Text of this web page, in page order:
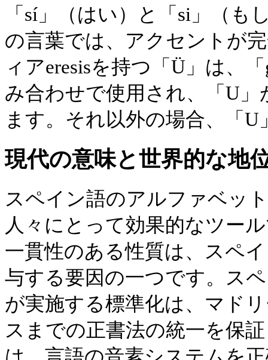
「sí」（はい）と「si」（も
の言葉では、アクセントが
ィアeresisを持つ「Ü」は、
み合わせで使用され、「U
ます。それ以外の場合、「U
現代の意味と世界的な地
スペイン語のアルファベッ
人々にとって効果的なツー
一貫性のある性質は、スペ
与する要因の一つです。ス
が実施する標準化は、マド
スまでの正書法の統一を保